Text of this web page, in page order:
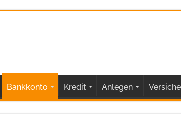
Bankkonto Kredit Anlegen